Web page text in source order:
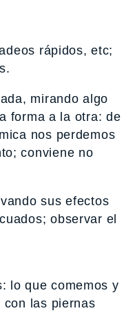
rápidos, etc;
mirando algo
forma a la otra: de
nos perdemos
conviene no
sus efectos
observar el
lo que comemos y
las piernas